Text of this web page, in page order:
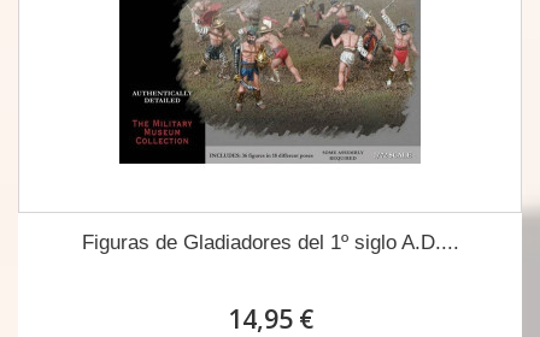
Figuras de Gladiadores del 1º siglo A.D....
14,95 €